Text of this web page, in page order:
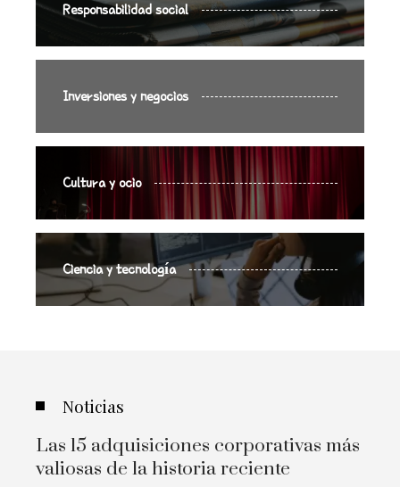
Responsabilidad social
Inversiones y negocios
Cultura y ocio
Ciencia y tecnología
Noticias
Las 15 adquisiciones corporativas más
valiosas de la historia reciente